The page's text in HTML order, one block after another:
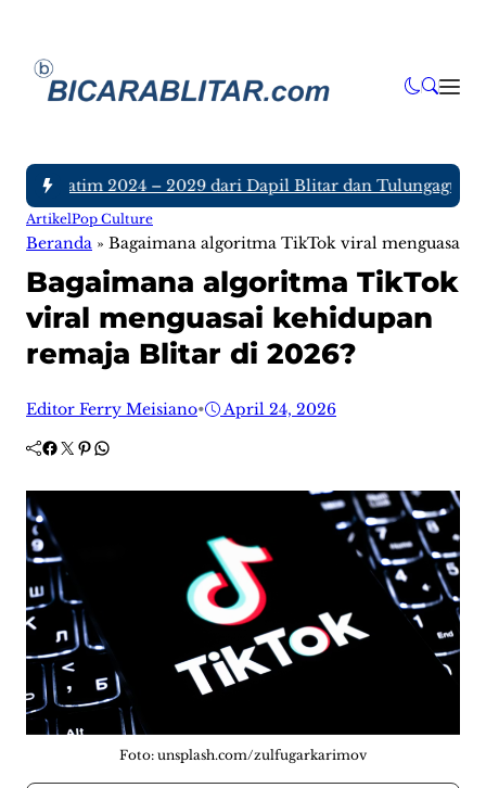
Jatim 2024 – 2029 dari Dapil Blitar dan Tulungagung,
ArtikelPop Culture
Beranda » Bagaimana algoritma TikTok viral menguasai
Bagaimana algoritma TikTok
viral menguasai kehidupan
remaja Blitar di 2026?
Editor Ferry Meisiano• April 24, 2026
Facebook Twitter Pinterest WhatsApp
Foto: unsplash.com/zulfugarkarimov